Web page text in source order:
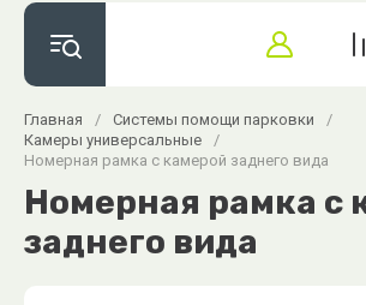
Главная / Системы помощи парковки
/
Камеры универсальные
/
Номерная рамка с камерой заднего вида
Номерная рамка с
заднего вида